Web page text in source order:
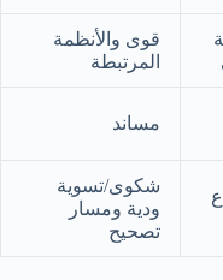
قوى والأنظمة
المرتبطة
مساند
شكوى/تسوية
ودية ومسار
تصحيح